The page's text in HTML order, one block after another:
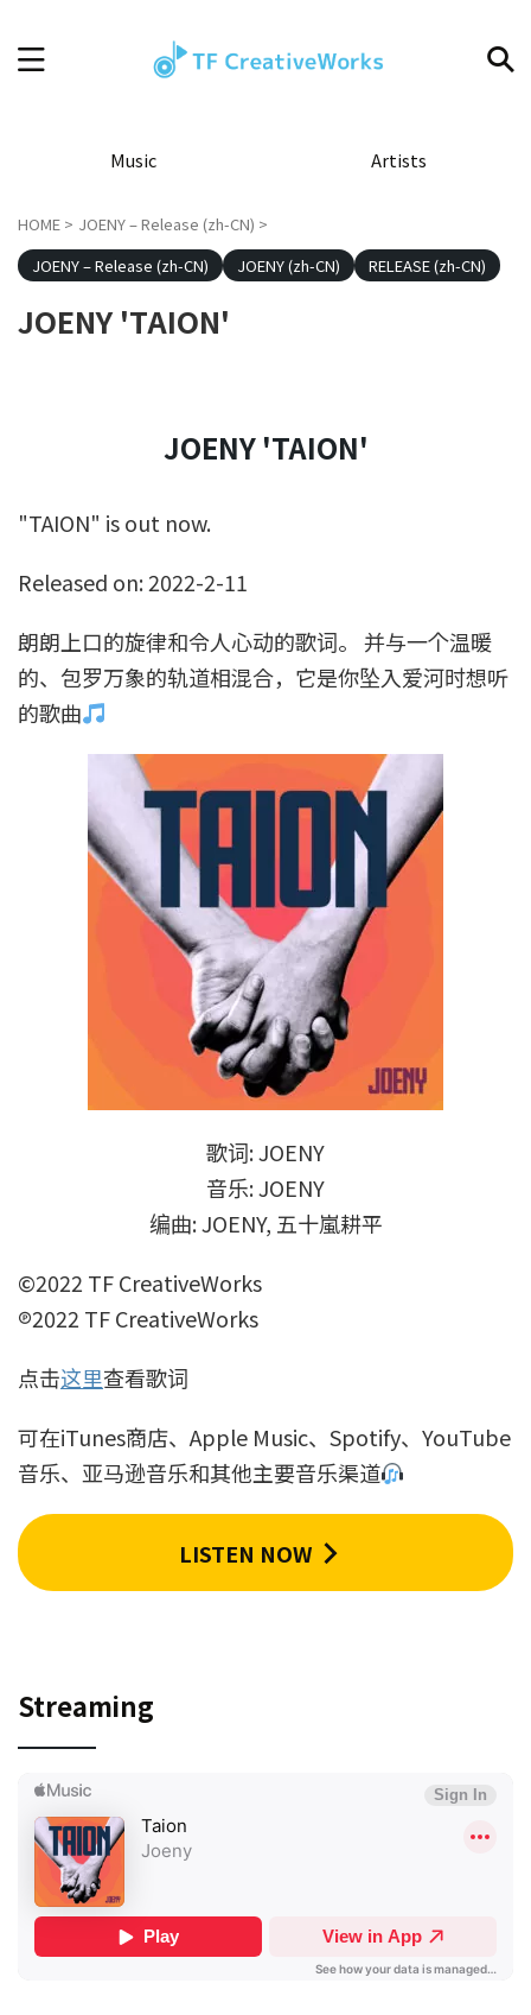
Music Artists
HOME > JOENY – Release (zh-CN) >
JOENY – Release (zh-CN)
JOENY (zh-CN) RELEASE (zh-CN)
JOENY 'TAION'
JOENY 'TAION'
"TAION" is out now.
Released on: 2022-2-11
朗朗上口的旋律和令人心动的歌词。 并与一个温暖
的、包罗万象的轨道相混合，它是你坠入爱河时想听
的歌曲
歌词: JOENY
音乐: JOENY
编曲: JOENY, 五十嵐耕平
©2022 TF CreativeWorks
℗2022 TF CreativeWorks
点击这里查看歌词
可在iTunes商店、Apple Music、Spotify、YouTube
音乐、亚马逊音乐和其他主要音乐渠道
LISTEN NOW
Streaming